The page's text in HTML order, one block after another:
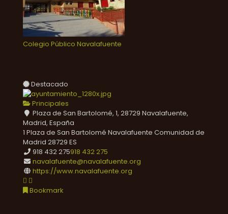
Colegio Público Navalafuente
Destacado
Principales
Plaza de San Bartolomé, 1, 28729 Navalafuente,
Madrid, España
1 Plaza de San Bartolomé Navalafuente Comunidad de
Madrid 28729 ES
918 432 275918 432 275
navalafuente@navalafuente.org
https://www.navalafuente.org
Bookmark